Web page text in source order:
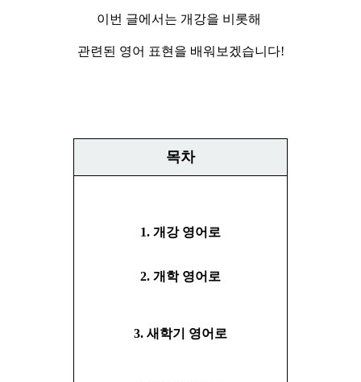
이번 글에서는 개강을 비롯해
관련된 영어 표현을 배워보겠습니다!
목차
1. 개강 영어로
2. 개학 영어로
3. 새학기 영어로